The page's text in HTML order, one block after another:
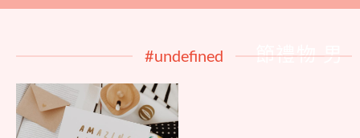
節禮物 男
#undefined